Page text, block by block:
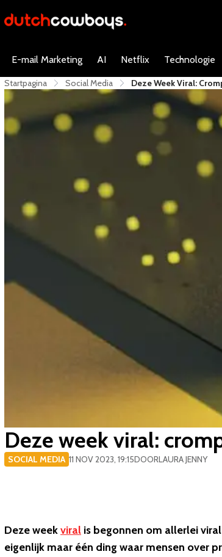
E-mail Marketing AI Netflix Technologie
Startpagina Social Media Deze Week Viral:
Deze week viral:
SOCIAL MEDIA 11 NOV 2023, 19:15DOORLAURA JENNY
Deze weekviral is begonnen om allerlei
eigenlijk maar één ding waar mensen over